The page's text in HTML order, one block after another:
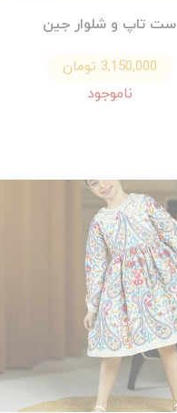
ست تاپ و شلوار جین
3,150,000 تومان
ناموجود